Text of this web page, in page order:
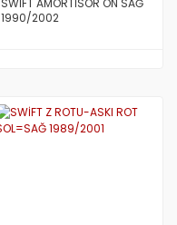
SWİFT AMORTİSÖR ÖN SAĞ
1990/2002